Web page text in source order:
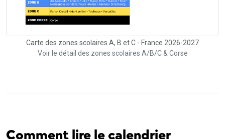
Carte des zones scolaires A, B et C - France 2026-2027
Voir le détail des zones scolaires A/B/C & Corse
Comment lire le calendrier